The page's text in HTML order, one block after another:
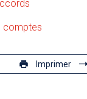
comptes
Imprimer